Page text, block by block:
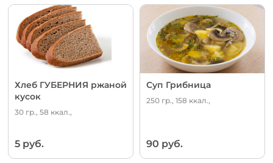
Хлеб ГУБЕРНИЯ ржаной
кусок
30 гр., 58 ккал.,
5 руб.
Суп Грибница
250 гр., 158 ккал.,
90 руб.